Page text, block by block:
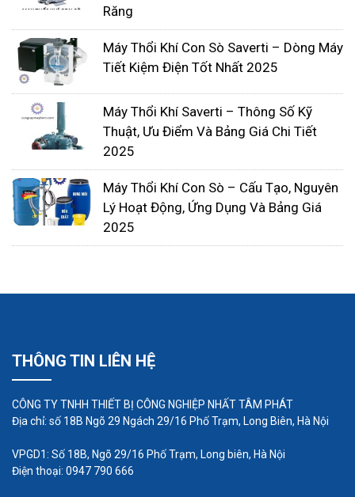
pittông và dễ bảo trì hơn. Máy bơm quay vòng có ít
bộ phận hơn và được thiết kế để hoạt động liên
tục trong thời gian dài mà không cần điều chỉnh
hoặc bảo trì.
Vệ sinh và bảo vệ cơ sở hạ tầng
nhà máy
Răng
Máy Thổi Khí Con Sò Saverti – Dòng Máy
Tiết Kiệm Điện Tốt Nhất 2025
Máy Thổi Khí Saverti – Thông Số Kỹ
Thuật, Ưu Điểm Và Bảng Giá Chi Tiết
2025
Máy Thổi Khí Con Sò – Cấu Tạo, Nguyên
Lý Hoạt Động, Ứng Dụng Và Bảng Giá
2025
THÔNG TIN LIÊN HỆ
CÔNG TY TNHH THIẾT BỊ CÔNG NGHIỆP NHẤT TÂM PHÁT
Địa chỉ: số 18B Ngõ 29 Ngách 29/16 Phố Trạm, Long Biên, Hà Nội
VPGD1: Số 18B, Ngõ 29/16 Phố Trạm, Long biên, Hà Nội
Điện thoại: 0947 790 666